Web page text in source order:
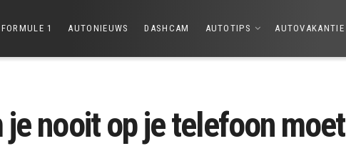
FORMULE 1 AUTONIEUWS DASHCAM AUTOTIPS AUTOVAKANTIE
je nooit op je telefoon moet